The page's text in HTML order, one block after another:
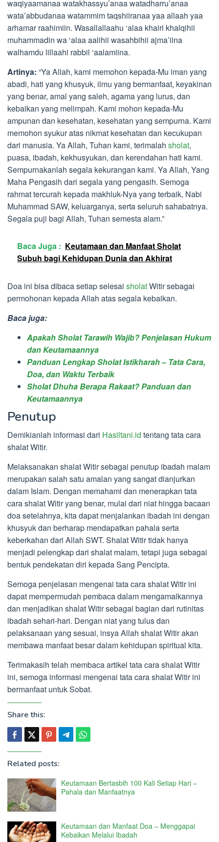
waqiyaamanaa watakhassyu’anaa watadharru’anaa
wata’abbudanaa watammim taqshiiranaa yaa allaah yaa
arhamar raahimiin. Wasallallaahu ‘alaa khairi khalqihii
muhammadin wa ‘alaa aalihii wasahbihii ajma’iina
walhamdu lillaahi rabbil ‘aalamiina.
Artinya: “Ya Allah, kami memohon kepada-Mu iman yang
abadi, hati yang khusyuk, ilmu yang bermanfaat, keyakinan
yang benar, amal yang saleh, agama yang lurus, dan
kebaikan yang melimpah. Kami mohon kepada-Mu
ampunan dan kesehatan, kesehatan yang sempurna. Kami
memohon syukur atas nikmat kesehatan dan kecukupan
dari manusia. Ya Allah, Tuhan kami, terimalah sholat,
puasa, ibadah, kekhusyukan, dan kerendahan hati kami.
Sempurnakanlah segala kekurangan kami. Ya Allah, Yang
Maha Pengasih dari segala yang pengasih. Semoga
rahmat tercurah kepada makhluk-Nya yang terbaik, Nabi
Muhammad SAW, keluarganya, serta seluruh sahabatnya.
Segala puji bagi Allah, Tuhan semesta alam.”
Baca Juga : Keutamaan dan Manfaat Sholat
Subuh bagi Kehidupan Dunia dan Akhirat
Doa ini bisa dibaca setiap selesai sholatWitir sebagai
permohonan kepada Allah atas segala kebaikan.
Baca juga:
Apakah Sholat Tarawih Wajib? Penjelasan Hukum
dan Keutamaannya
Panduan Lengkap Sholat Istikharah – Tata Cara,
Doa, dan Waktu Terbaik
Sholat Dhuha Berapa Rakaat? Panduan dan
Keutamaannya
Penutup
Demikianlah informasi dari Hasiltani.id tentang tata cara
shalat Witir.
Melaksanakan shalat Witir sebagai penutup ibadah malam
merupakan salah satu amalan yang sangat dianjurkan
dalam Islam. Dengan memahami dan menerapkan tata
cara shalat Witir yang benar, mulai dari niat hingga bacaan
doa setelahnya, kita dapat menjalankan ibadah ini dengan
khusyuk dan berharap mendapatkan pahala serta
keberkahan dari Allah SWT. Shalat Witir tidak hanya
menjadi pelengkap dari shalat malam, tetapi juga sebagai
bentuk pendekatan diri kepada Sang Pencipta.
Semoga penjelasan mengenai tata cara shalat Witir ini
dapat mempermudah pembaca dalam mengamalkannya
dan menjadikan shalat Witir sebagai bagian dari rutinitas
ibadah sehari-hari. Dengan niat yang tulus dan
pelaksanaan yang sesuai, insya Allah shalat Witir akan
membawa manfaat besar dalam kehidupan spiritual kita.
Terimakasih telah membaca artikel tata cara shalat Witir
ini, semoga informasi mengenai tata cara shalat Witir ini
bermanfaat untuk Sobat.
Share this:
Related posts:
Keutamaan Bertasbih 100 Kali Setiap Hari –
Pahala dan Manfaatnya
Keutamaan dan Manfaat Doa – Menggapai
Kebaikan Melalui Ibadah